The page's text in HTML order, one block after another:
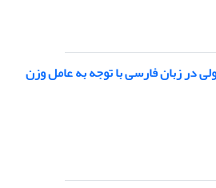
در زبان فارسی با توجه به عامل وزن